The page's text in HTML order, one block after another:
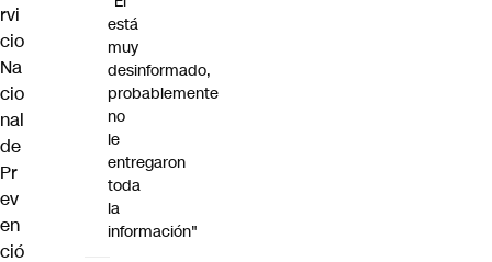
rvi
cio
Na
cio
nal
de
Pr
ev
en
ció
está
muy
desinformado,
probablemente
no
le
entregaron
toda
la
información"